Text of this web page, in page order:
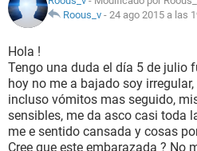
NUTRICIÓN
BIENESTAR
SEXUALIDAD
GLOSARIO
Roous_v - 24 ago 2015 a las
Hola !
Tengo una duda el día 5 de julio
hoy no me a bajado soy
incluso vómitos mas seguido,
sensibles, me da asco casi toda
me e sentido cansada y cosas
Cree que este embarazada ? No